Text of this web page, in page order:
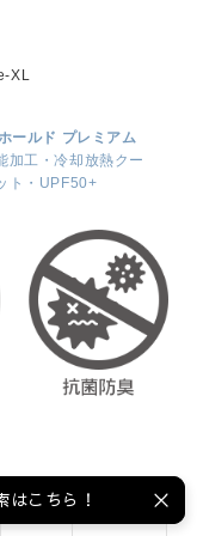
XL
ールド プレミアム
加工・冷却放熱クー
ト・UPF50+
はこちら！